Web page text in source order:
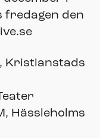
fredagen den
Kristianstads
Hässleholms